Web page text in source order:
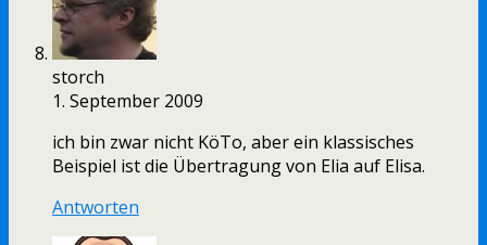
storch
1. September 2009
ich bin zwar nicht KöTo, aber ein klassisches
Beispiel ist die Übertragung von Elia auf Elisa.
Antworten